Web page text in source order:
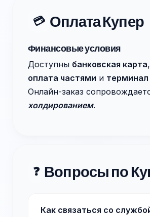
💳 Оплата Купер
Финансовые условия
Доступны банковская карта,
оплата частями и терминал
Онлайн-заказ
холдированием.
❓ Вопросы по
Как связаться со